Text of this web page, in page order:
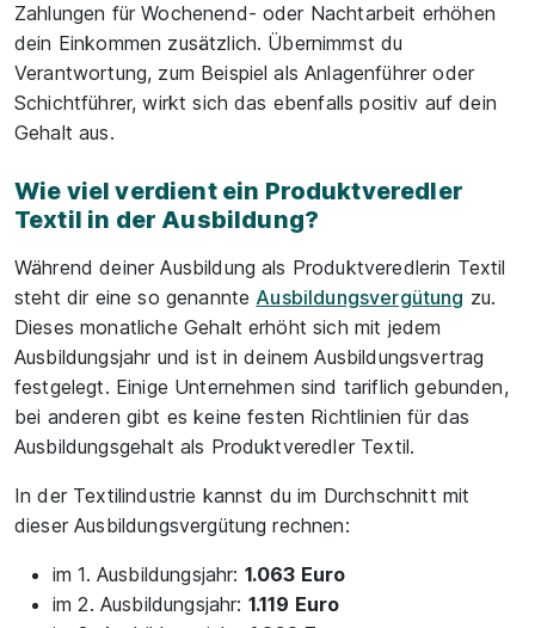
Zahlungen für Wochenend- oder Nachtarbeit erhöhen
dein Einkommen zusätzlich. Übernimmst du
Verantwortung, zum Beispiel als Anlagenführer oder
Schichtführer, wirkt sich das ebenfalls positiv auf dein
Gehalt aus.
Wie viel verdient ein Produktveredler
Textil in der Ausbildung?
Während deiner Ausbildung als Produktveredlerin Textil
steht dir eine so genannte Ausbildungsvergütung zu.
Dieses monatliche Gehalt erhöht sich mit jedem
Ausbildungsjahr und ist in deinem Ausbildungsvertrag
festgelegt. Einige Unternehmen sind tariflich gebunden,
bei anderen gibt es keine festen Richtlinien für das
Ausbildungsgehalt als Produktveredler Textil.
In der Textilindustrie kannst du im Durchschnitt mit
dieser Ausbildungsvergütung rechnen:
im 1. Ausbildungsjahr: 1.063 Euro
im 2. Ausbildungsjahr: 1.119 Euro